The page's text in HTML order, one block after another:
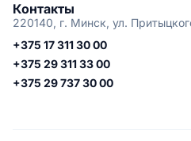
Контакты
220140, г. Минск, ул.
+375 17 311 30 00
+375 29 311 33 00
+375 29 737 30 00